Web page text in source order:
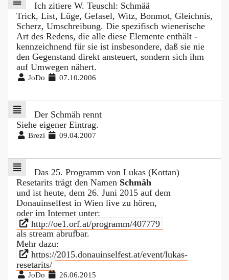
Ich zitiere W. Teuschl: Schmää
Trick, List, Lüge, Gefasel, Witz, Bonmot, Gleichnis,
Scherz, Umschreibung. Die spezifisch wienerische
Art des Redens, die alle diese Elemente enthält -
kennzeichnend für sie ist insbesondere, daß sie nie
den Gegenstand direkt ansteuert, sondern sich ihm
auf Umwegen nähert.
JoDo 07.10.2006
Der Schmäh rennt
Siehe eigener Eintrag.
Brezi 09.04.2007
Das 25. Programm von Lukas (Kottan)
Resetarits trägt den Namen Schmäh
und ist heute, dem 26. Juni 2015 auf dem
Donauinselfest in Wien live zu hören,
oder im Internet unter:
http://oe1.orf.at/programm/407779
als stream abrufbar.
Mehr dazu:
https://2015.donauinselfest.at/event/lukas-
resetarits/
JoDo 26.06.2015